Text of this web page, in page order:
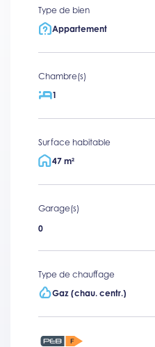
Type de bien
Appartement
Chambre(s)
1
Surface habitable
47 m²
Garage(s)
0
Type de chauffage
Gaz (chau. centr.)